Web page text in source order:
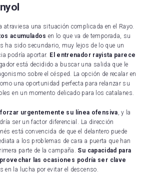
atraviesa una situación complicada en el Rayo.
acumulados en lo que va de temporada, su
ha sido secundario, muy lejos de lo que un
podría aportar. El entrenador rayista parece
está decidido a buscar una salida que le
sobre el césped. La opción de recalar en
una oportunidad perfecta para relanzar su
en un momento delicado para los catalanes.
urgentemente su línea ofensiva , y la
ser un factor diferencial. La dirección
está convencida de que el delantero puede
a los problemas de cara a puerta que han
parte de la campaña. Su capacidad para
las ocasiones podría ser clave
la lucha por evitar el descenso.